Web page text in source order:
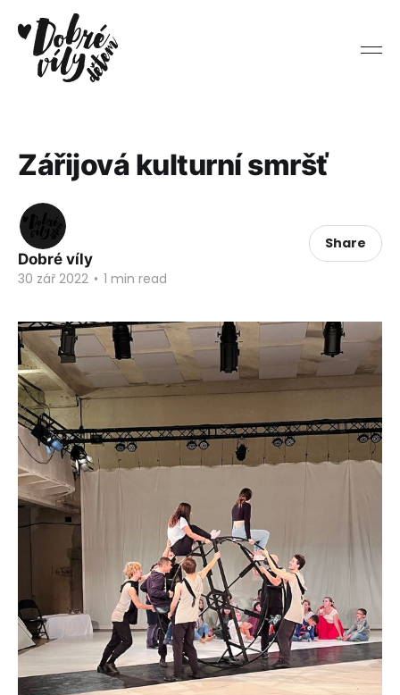
Zářijová kulturní smršť
Dobré víly
30 zář 2022 • 1 min read
Share